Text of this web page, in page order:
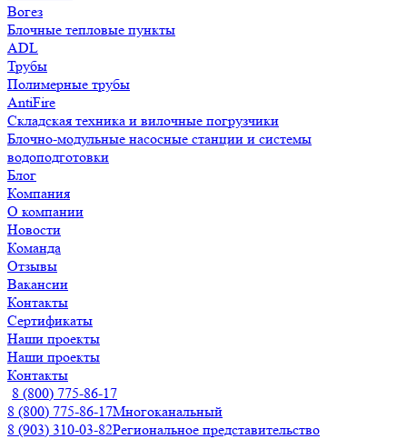
Вогез
Блочные тепловые пункты
ADL
Трубы
Полимерные трубы
AntiFire
Складская техника и вилочные погрузчики
Блочно-модульные насосные станции и системы
водоподготовки
Блог
Компания
О компании
Новости
Команда
Отзывы
Вакансии
Контакты
Сертификаты
Наши проекты
Наши проекты
Контакты
8 (800) 775-86-17
8 (800) 775-86-17Многоканальный
8 (903) 310-03-82Региональное представительство